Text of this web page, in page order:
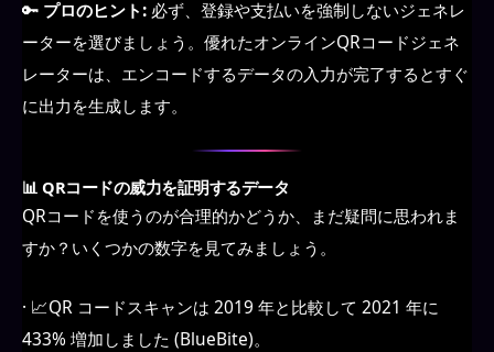
🔑 プロのヒント: 必ず、登録や支払いを強制しないジェネレ
ーターを選びましょう。優れたオンラインQRコードジェネ
レーターは、エンコードするデータの入力が完了するとすぐ
に出力を生成します。
📊 QRコードの威力を証明するデータ
QRコードを使うのが合理的かどうか、まだ疑問に思われま
すか？いくつかの数字を見てみましょう。
· 📈QR コードスキャンは 2019 年と比較して 2021 年に
433% 増加しました (BlueBite)。